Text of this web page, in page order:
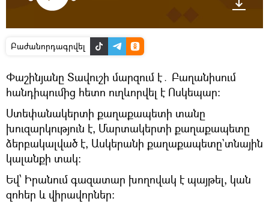
Բաժանորդագրվել
Փաշինյանը Տավուշի մարզում է․ Բաղանիսում
հանդիպումից հետո ուղևորվել է Ոսկեպար:
Ստեփանակերտի քաղաքապետի տանը
խուզարկություն է, Մարտակերտի քաղաքապետը
ձերբակալված է, Ասկերանի քաղաքապետը`տնային
կալանքի տակ։
Եվ՝ Իրանում գազատար խողովակ է պայթել, կան
զոհեր և վիրավորներ։